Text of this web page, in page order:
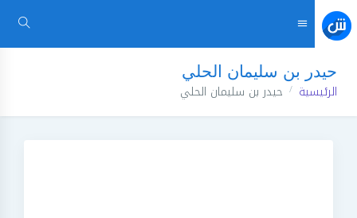
حيدر بن سليمان الحلي
الرئيسية حيدر بن سليمان الحلي